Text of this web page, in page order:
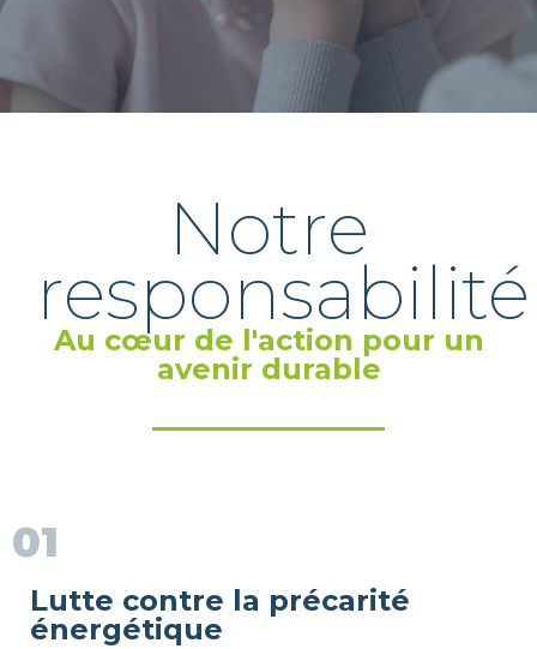
Notre
responsabilité
Au cœur de l'action pour un
avenir durable
01
Lutte contre la précarité
énergétique